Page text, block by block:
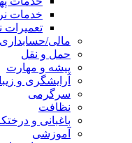
خدمات
تعمیرات
مالی/
حمل و نقل
پیشه و مهارت
آرایشگری و
سرگرمی
نظافت
باغبانی و
آموزشی